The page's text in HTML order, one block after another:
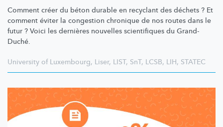
Comment créer du béton durable en recyclant des déchets ? Et
comment éviter la congestion chronique de nos routes dans le
futur ? Voici les dernières nouvelles scientifiques du Grand-
Duché.
University of Luxembourg, Liser, LIST, SnT, LCSB, LIH, STATEC